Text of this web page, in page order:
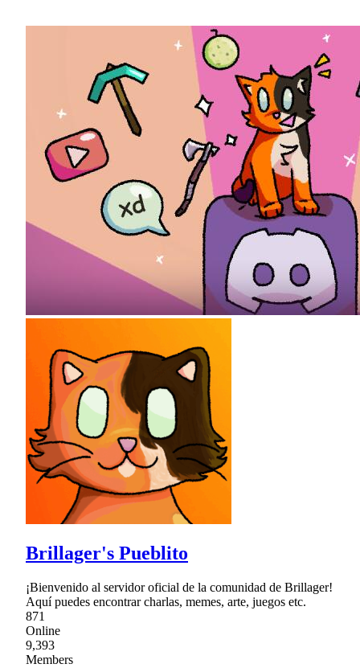
Brillager's Pueblito
¡Bienvenido al servidor oficial de la comunidad de Brillager!
Aquí puedes encontrar charlas, memes, arte, juegos etc.
871
Online
9,393
Members